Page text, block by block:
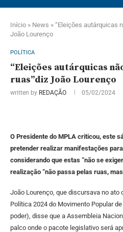
Início » News » “Eleições autárquicas
João Lourenço
POLÍTICA
“Eleições autárquicas
ruas”diz João Lourenço
written by REDAÇÃO 05/02/2024
O Presidente do MPLA criticou, este
pretender realizar manifestações
considerando que estas “não se
realização “não passa pelas ruas,
João Lourenço, que discursava no ato
Política 2024 do Movimento Popular
poder), disse que a Assembleia
palco onde o pacote legislativo será